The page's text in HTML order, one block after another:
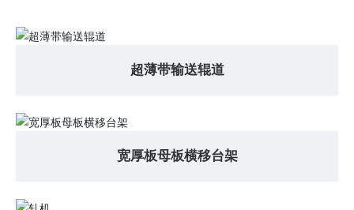
超薄带输送辊道
宽厚板母板横移台架